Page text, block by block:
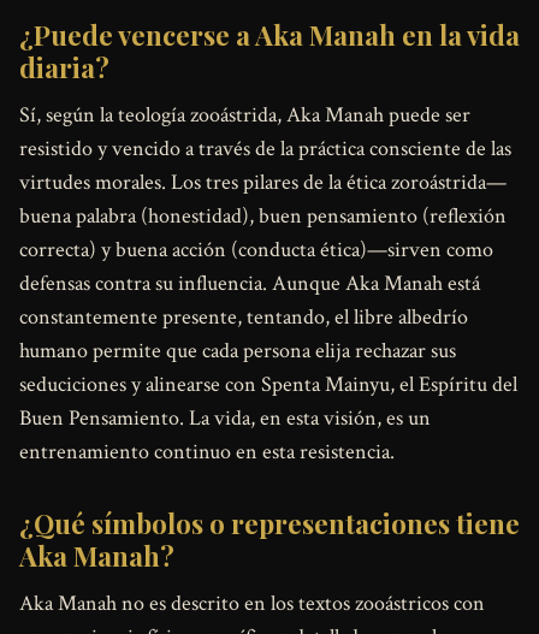
¿Puede vencerse a Aka Manah en la vida
diaria?
Sí, según la teología zooástrida, Aka Manah puede ser
resistido y vencido a través de la práctica consciente de las
virtudes morales. Los tres pilares de la ética zoroástrida—
buena palabra (honestidad), buen pensamiento (reflexión
correcta) y buena acción (conducta ética)—sirven como
defensas contra su influencia. Aunque Aka Manah está
constantemente presente, tentando, el libre albedrío
humano permite que cada persona elija rechazar sus
seduciciones y alinearse con Spenta Mainyu, el Espíritu del
Buen Pensamiento. La vida, en esta visión, es un
entrenamiento continuo en esta resistencia.
¿Qué símbolos o representaciones tiene
Aka Manah?
Aka Manah no es descrito en los textos zooástricos con